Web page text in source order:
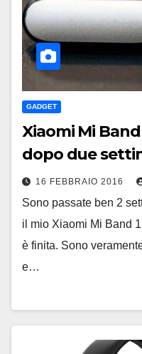
GADGET
Xiaomi Mi Band
dopo due
16 FEBBRAIO 2016
Sono passate ben 2
il mio Xiaomi Mi Band
è finita. Sono
e…